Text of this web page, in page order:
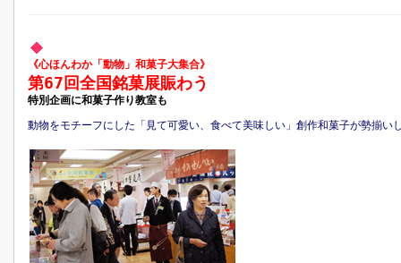
《心ほんわか「動物」和菓子大集合》
第67回全国銘菓展賑わう
特別企画に和菓子作り教室も
動物をモチーフにした「見て可愛い、食べて美味しい」創作和菓子が勢揃い